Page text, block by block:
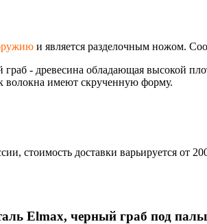
и является разделочным ножом.
граб - древесина обладающая высокой
волокна имеют скрученную форму.
стоимость доставки варьируется от
Elmax, черный граб под